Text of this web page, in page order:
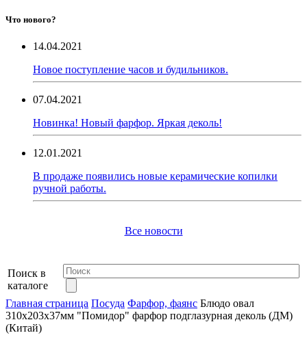
Что нового?
14.04.2021
Новое поступление часов и будильников.
07.04.2021
Новинка! Новый фарфор. Яркая деколь!
12.01.2021
В продаже появились новые керамические копилки
ручной работы.
Все новости
Поиск в
каталоге
Главная страница Посуда Фарфор, фаянс Блюдо овал
310х203х37мм "Помидор" фарфор подглазурная деколь (ДМ)
(Китай)